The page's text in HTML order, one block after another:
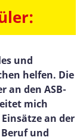
und
helfen. Die
an den ASB-
mich
an der
und